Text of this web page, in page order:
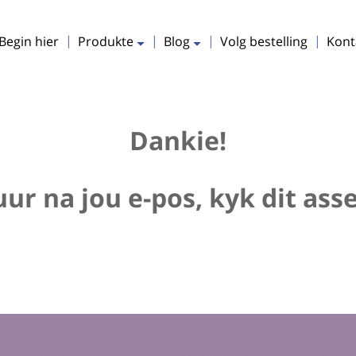
hier Produkte uitbrei
Blog uitbreiVolg bestelling
Dankie!
na jou e-pos, kyk dit